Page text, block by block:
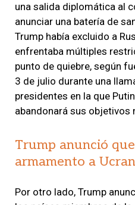
una salida diplomática al
anunciar una batería de
Trump había excluido a
enfrentaba múltiples
punto de quiebre, según
3 de julio durante una
presidentes en la que
abandonará sus objetivos
Trump anunció
armamento a
Por otro lado, Trump